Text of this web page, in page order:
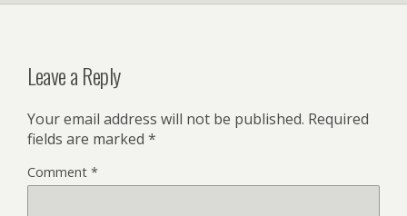
Leave a Reply
Your email address will not be published. Required
fields are marked *
Comment *